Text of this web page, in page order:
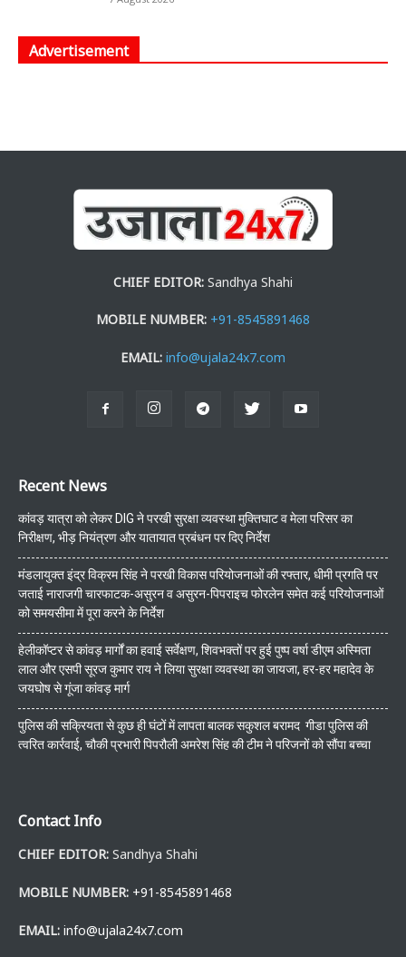
Advertisement
CHIEF EDITOR: Sandhya Shahi
MOBILE NUMBER: +91-8545891468
EMAIL: info@ujala24x7.com
Recent News
कांवड़ यात्रा को लेकर DIG ने परखी सुरक्षा व्यवस्था मुक्तिघाट व मेला परिसर का
निरीक्षण, भीड़ नियंत्रण और यातायात प्रबंधन पर दिए निर्देश
मंडलायुक्त इंद्र विक्रम सिंह ने परखी विकास परियोजनाओं की रफ्तार, धीमी प्रगति पर
जताई नाराजगी चारफाटक-असुरन व असुरन-पिपराइच फोरलेन समेत कई परियोजनाओं
को समयसीमा में पूरा करने के निर्देश
हेलीकॉप्टर से कांवड़ मार्गों का हवाई सर्वेक्षण, शिवभक्तों पर हुई पुष्प वर्षा डीएम अस्मिता
लाल और एसपी सूरज कुमार राय ने लिया सुरक्षा व्यवस्था का जायजा, हर-हर महादेव के
जयघोष से गूंजा कांवड़ मार्ग
पुलिस की सक्रियता से कुछ ही घंटों में लापता बालक सकुशल बरामद गीडा पुलिस की
त्वरित कार्रवाई, चौकी प्रभारी पिपरौली अमरेश सिंह की टीम ने परिजनों को सौंपा बच्चा
Contact Info
CHIEF EDITOR: Sandhya Shahi
MOBILE NUMBER: +91-8545891468
EMAIL: info@ujala24x7.com